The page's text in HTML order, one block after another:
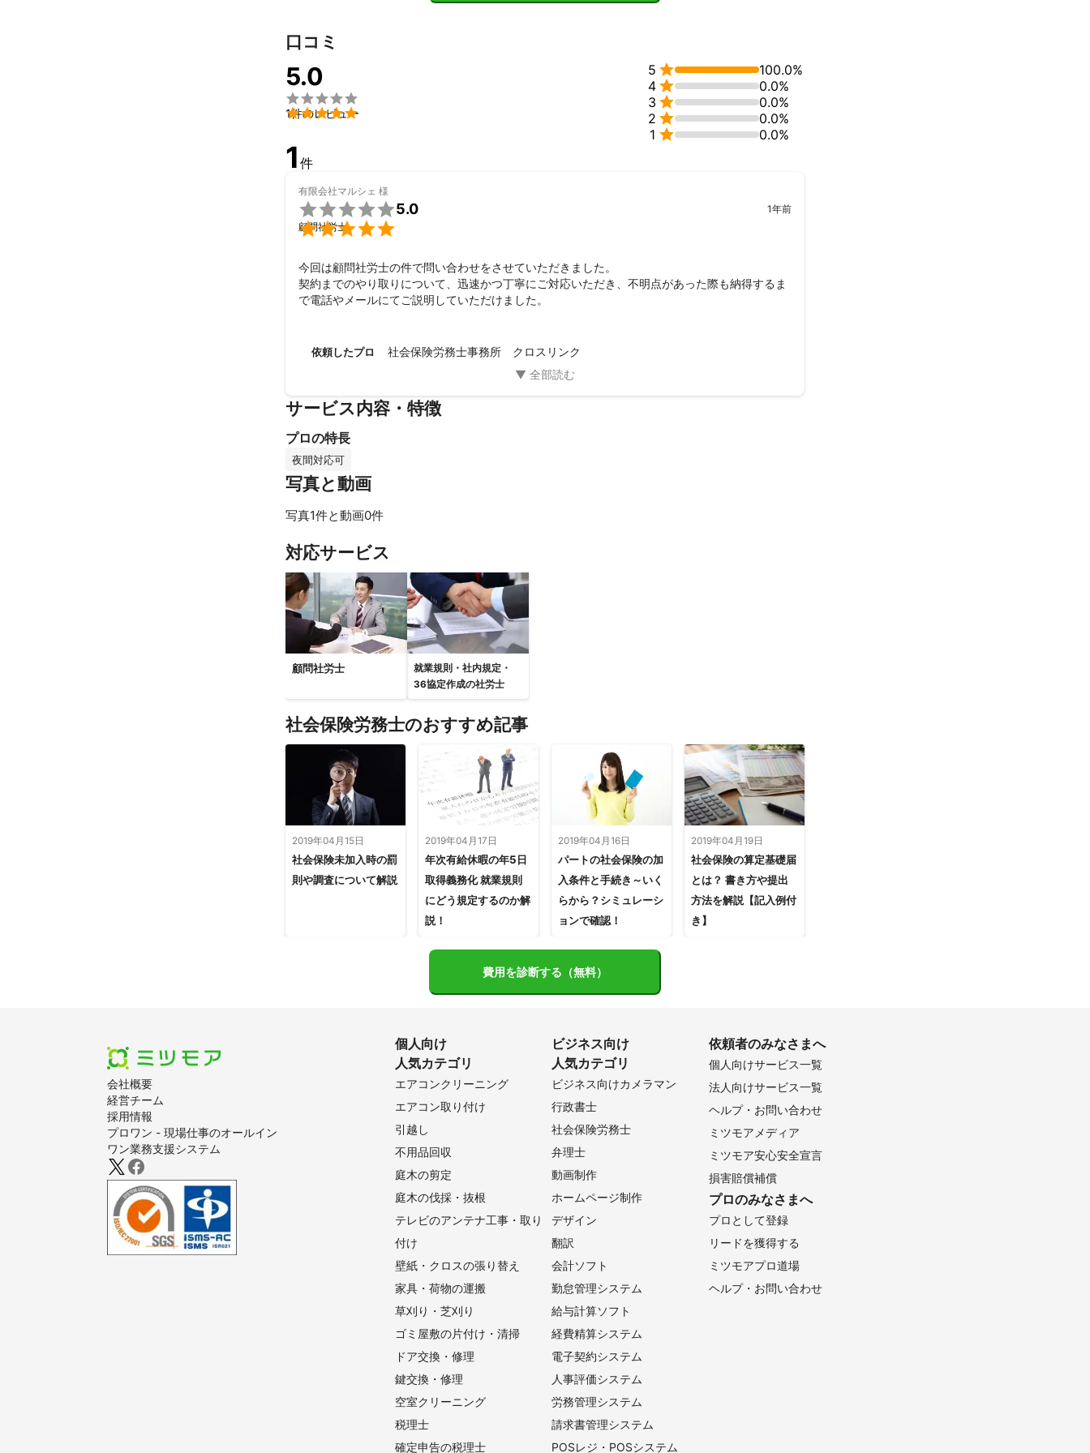
賃金規定作成
企業内保育園設立
美容学校講師（化学）
商工会議所におけるセミナー講師
製造業・医療・介護・美容・ネイル・飲食・その他サービス業と様々な業種を１０年以上経験し、２
社労士事務所でさらに経験を積み、独立しました。
経営者に寄り添って一緒に汗をかいて会社にとってより良い方向へ向かうように全力でサポートいた
します。
口コミ
5.0


1件のレビュー
5 
100.0%
4 
0.0%
3 
0.0%
2 
0.0%
1  0.0%
1 件
有限会社マルシェ 様


5.0
顧問社労士
1年前
今回は顧問社労士の件で問い合わせをさせていただきました。
契約までのやり取りについて、迅速かつ丁寧にご対応いただき、不明点があった際も納得するま
で電話やメールにてご説明していただけました。
依頼したプロ 社会保険労務士事務所 クロスリンク
サービス内容・特徴
プロの特長
夜間対応可
写真と動画
写真1件と動画0件
対応サービス
顧問社労士
就業規則・社内規定・
36協定作成の社労士
社会保険労務士のおすすめ記事
2019年04月15日
社会保険未加入時の罰
則や調査について解説
2019年04月17日
年次有給休暇の年5日
取得義務化 就業規則
にどう規定するのか解
説！
2019年04月16日
パートの社会保険の加
入条件と手続き～いく
らから？シミュレーシ
ョンで確認！
2019年04月19日
社会保険の算定基礎届
とは？ 書き方や提出
方法を解説【記入例付
き】
費用を診断する（無料）
会社概要
経営チーム
採用情報
プロワン - 現場仕事のオールイン
ワン業務支援システム
個人向け
人気カテゴリ
エアコンクリーニング
エアコン取り付け
引越し
不用品回収
庭木の剪定
庭木の伐採・抜根
テレビのアンテナ工事・取り
付け
壁紙・クロスの張り替え
家具・荷物の運搬
草刈り・芝刈り
ゴミ屋敷の片付け・清掃
ドア交換・修理
鍵交換・修理
空室クリーニング
税理士
確定申告の税理士
ビジネス向け
人気カテゴリ
ビジネス向けカメラマン
行政書士
社会保険労務士
弁理士
動画制作
ホームページ制作
デザイン
翻訳
会計ソフト
勤怠管理システム
給与計算ソフト
経費精算システム
電子契約システム
人事評価システム
労務管理システム
請求書管理システム
POSレジ・POSシステム
依頼者のみなさまへ
個人向けサービス一覧
法人向けサービス一覧
ヘルプ・お問い合わせ
ミツモアメディア
ミツモア安心安全宣言
損害賠償補償
プロのみなさまへ
プロとして登録
リードを獲得する
ミツモアプロ道場
ヘルプ・お問い合わせ